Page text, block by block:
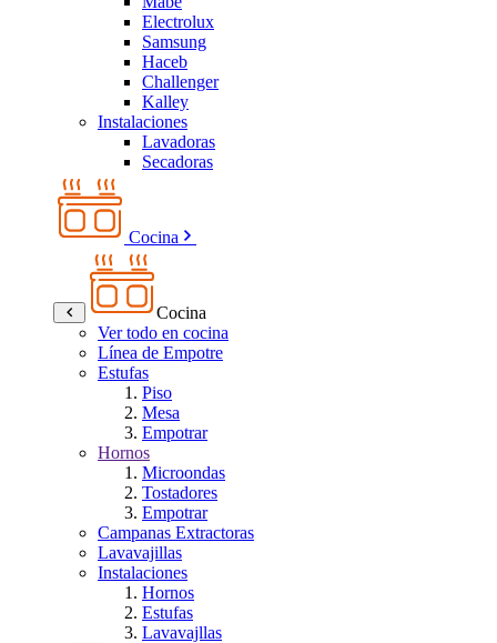
Electrolux
Samsung
Haceb
Challenger
Kalley
Instalaciones
Lavadoras
Secadoras
Cocina
Cocina
Ver todo en cocina
Línea de Empotre
Estufas
Piso
Mesa
Empotrar
Hornos
Microondas
Tostadores
Empotrar
Campanas Extractoras
Lavavajillas
Instalaciones
Hornos
Estufas
Lavavajllas